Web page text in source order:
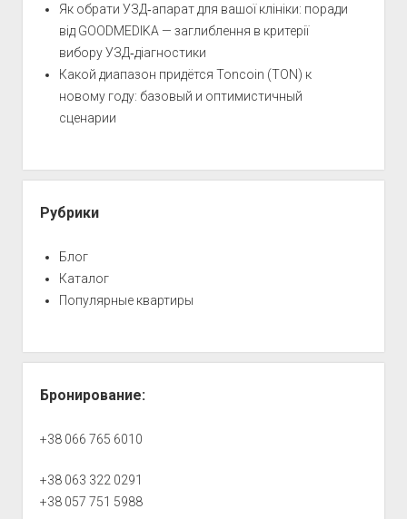
Як обрати УЗД‑апарат для вашої клініки: поради
від GOODMEDIKA — заглиблення в критерії
вибору УЗД‑діагностики
Какой диапазон придётся Toncoin (TON) к
новому году: базовый и оптимистичный
сценарии
Рубрики
Блог
Каталог
Популярные квартиры
Бронирование:
+38 066 765 6010
+38 063 322 0291
+38 057 751 5988